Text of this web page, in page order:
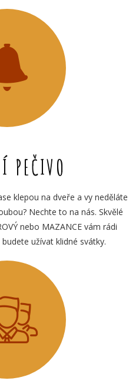
PEČIVO
klepou na dveře a vy neděláte
Nechte to na nás. Skvělé
nebo MAZANCE vám rádi
užívat klidné svátky.